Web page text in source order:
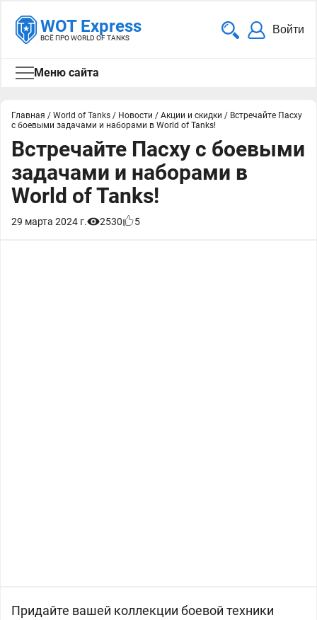
WOT Express
ВСЁ ПРО WORLD OF TANKS
Войти
Меню сайта
Главная / World of Tanks / Новости / Акции и скидки / Встречайте Пасху
с боевыми задачами и наборами в World of Tanks!
Встречайте Пасху с боевыми
задачами и наборами в
World of Tanks!
29 марта 2024 г. 2530 5
Придайте вашей коллекции боевой техники